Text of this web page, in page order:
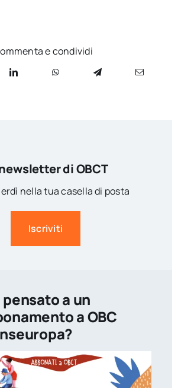
e condividi
di OBCT
nella tua casella di posta
Iscriviti
pensato a un
a OBC